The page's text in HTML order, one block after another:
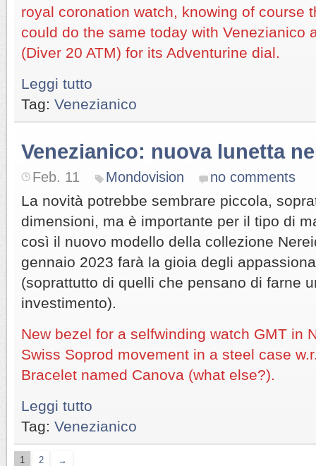
royal coronation watch, knowing of course
could do the same today with Venezianico
(Diver 20 ATM) for its Adventurine dial.
Leggi tutto
Tag: Venezianico
Venezianico: nuova lunetta
Feb. 11 Mondovision no comments
La novità potrebbe sembrare piccola,
dimensioni, ma è importante per il tipo di
così il nuovo modello della collezione
gennaio 2023 farà la gioia degli
(soprattutto di quelli che pensano di farne
investimento).
New bezel for a selfwinding watch GMT in
Swiss Soprod movement in a steel case
Bracelet named Canova (what else?).
Leggi tutto
Tag: Venezianico
1 2 →